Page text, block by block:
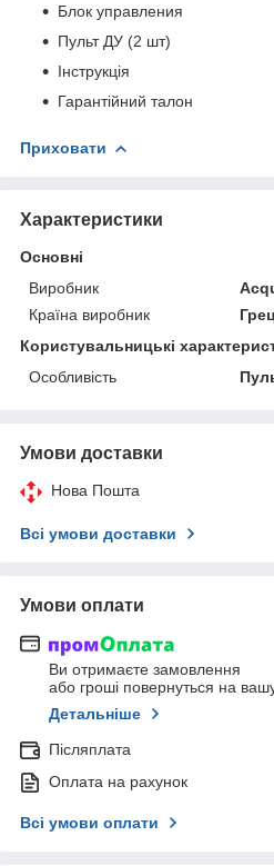
Блок управления
Пульт ДУ (2 шт)
Інструкція
Гарантійний талон
Приховати
Характеристики
Основні
Виробник
Країна виробник
Користувальницькі
Особливість
Умови доставки
Нова Пошта
Всі умови доставки
Умови оплати
Ви отримаєте замовлення
або гроші повернуться на
Детальніше
Післяплата
Оплата на рахунок
Всі умови оплати